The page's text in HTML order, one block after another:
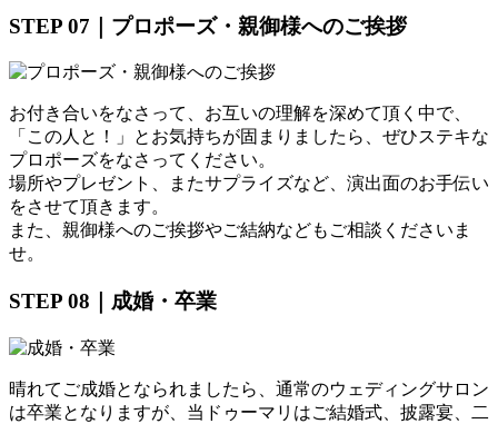
STEP 07｜プロポーズ・親御様へのご挨拶
お付き合いをなさって、お互いの理解を深めて頂く中で、
「この人と！」とお気持ちが固まりましたら、ぜひステキな
プロポーズをなさってください。
場所やプレゼント、またサプライズなど、演出面のお手伝い
をさせて頂きます。
また、親御様へのご挨拶やご結納などもご相談くださいま
せ。
STEP 08｜成婚・卒業
晴れてご成婚となられましたら、通常のウェディングサロン
は卒業となりますが、当ドゥーマリはご結婚式、披露宴、二